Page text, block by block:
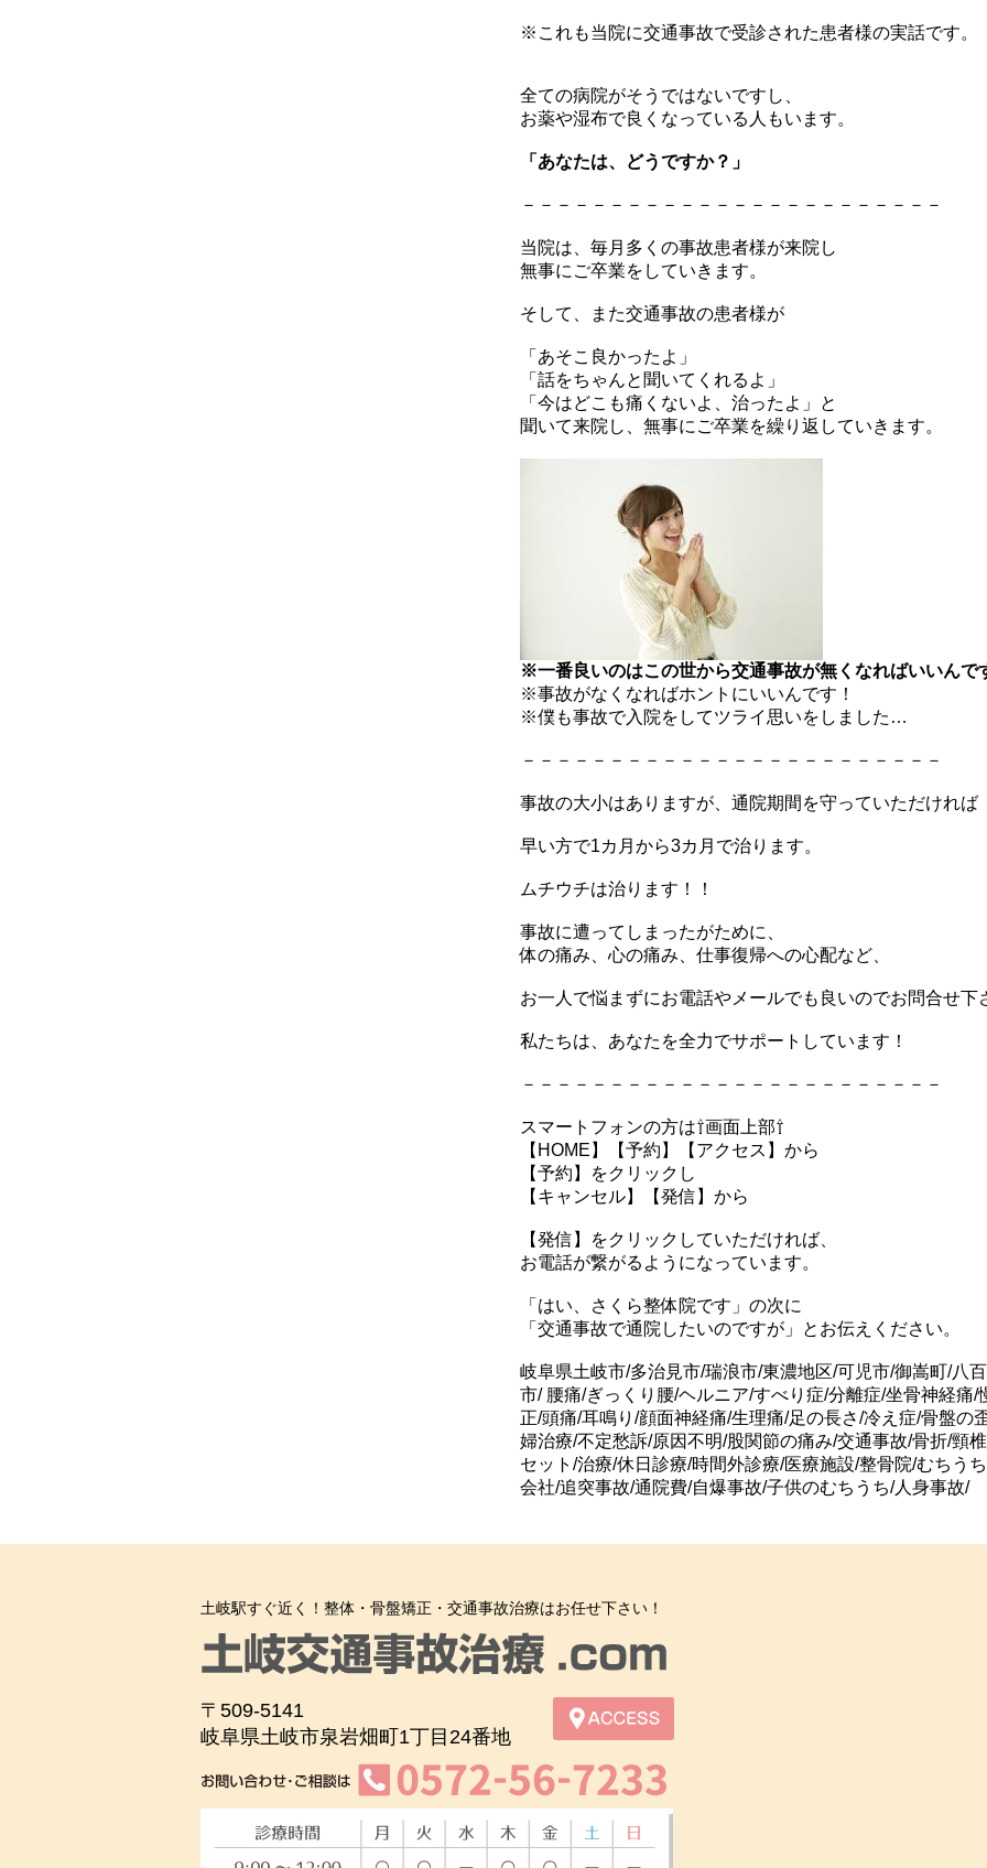
※これも当院に交通事故で受診された患者様の実話です。
全ての病院がそうではないですし、
お薬や湿布で良くなっている人もいます。
「あなたは、どうですか？」
－－－－－－－－－－－－－－－－－－－－－－－－
当院は、毎月多くの事故患者様が来院し
無事にご卒業をしていきます。
そして、また交通事故の患者様が
「あそこ良かったよ」
「話をちゃんと聞いてくれるよ」
「今はどこも痛くないよ、治ったよ」と
聞いて来院し、無事にご卒業を繰り返していきます。
※一番良いのはこの世から交通事故が無くなればいいんで
※事故がなくなればホントにいいんです！
※僕も事故で入院をしてツライ思いをしました…
－－－－－－－－－－－－－－－－－－－－－－－－
事故の大小はありますが、通院期間を守っていただければ
早い方で1カ月から3カ月で治ります。
ムチウチは治ります！！
事故に遭ってしまったがために、
体の痛み、心の痛み、仕事復帰への心配など、
お一人で悩まずにお電話やメールでも良いのでお問合せ下
私たちは、あなたを全力でサポートしています！
－－－－－－－－－－－－－－－－－－－－－－－－
スマートフォンの方は⇧画面上部⇧
【HOME】【予約】【アクセス】から
【予約】をクリックし
【キャンセル】【発信】から
【発信】をクリックしていただければ、
お電話が繋がるようになっています。
「はい、さくら整体院です」の次に
「交通事故で通院したいのですが」とお伝えください。
岐阜県土岐市/多治見市/瑞浪市/東濃地区/可児市/御嵩町/八
市/ 腰痛/ぎっくり腰/ヘルニア/すべり症/分離症/坐骨神経痛
正/頭痛/耳鳴り/顔面神経痛/生理痛/足の長さ/冷え症/骨盤の
婦治療/不定愁訴/原因不明/股関節の痛み/交通事故/骨折/頸
セット/治療/休日診療/時間外診療/医療施設/整骨院/むちう
会社/追突事故/通院費/自爆事故/子供のむちうち/人身事故/
土岐駅すぐ近く！整体・骨盤矯正・交通事故治療はお任せ下さい！
〒509-5141
岐阜県土岐市泉岩畑町1丁目24番地